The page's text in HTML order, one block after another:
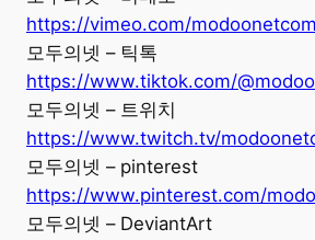
https://vimeo.com/modoonetcom
모두의넷 – 틱톡
https://www.tiktok.com/
모두의넷 – 트위치
https://www.twitch.tv/
모두의넷 – pinterest
https://www.pinterest.com/
모두의넷 – DeviantArt